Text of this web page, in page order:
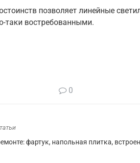
позволяет линейные
таки востребованными.
0
фартук, напольная плитка,